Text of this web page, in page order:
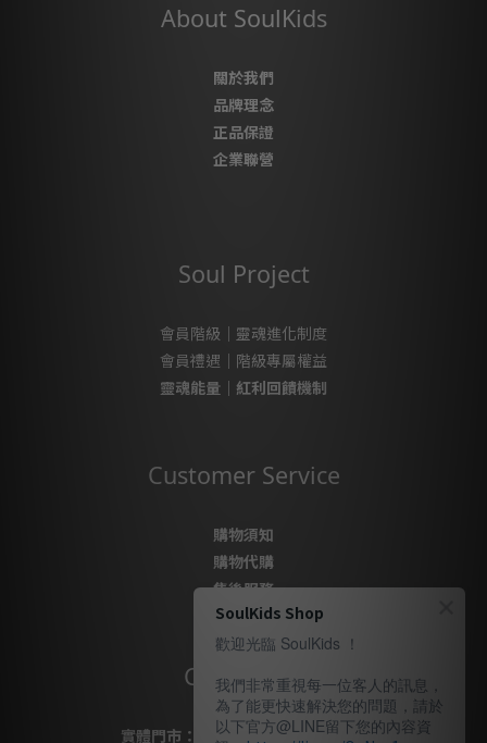
About SoulKids
關於我們
品牌理念
正品保證
企業聯營
Soul Project
會員階級｜靈魂進化制度
會員禮遇｜階級專屬權益
靈魂能量｜紅利回饋機制
Customer Service
購物須知
購物代購
售後服務
隱私政策
Contact Us
實體門市： 桃園市桃園區復興路69號
SoulKids Shop
歡迎光臨 SoulKids ！
我們非常重視每一位客人的訊息，
為了能更快速解決您的問題，請於
以下官方@LINE留下您的內容資